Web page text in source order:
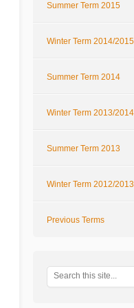
Summer Term 2015
Winter Term 2014/2015
Summer Term 2014
Winter Term 2013/2014
Summer Term 2013
Winter Term 2012/2013
Previous Terms